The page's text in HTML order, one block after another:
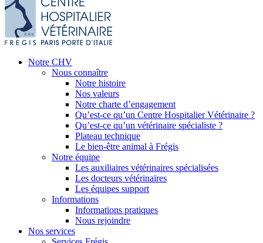
Notre CHV
Nous connaître
Notre histoire
Nos valeurs
Notre charte d’engagement
Qu’est-ce qu’un Centre Hospitalier Vétérinaire ?
Qu’est-ce qu’un vétérinaire spécialiste ?
Plateau technique
Le bien-être animal à Frégis
Notre équipe
Les auxiliaires vétérinaires spécialisées
Les docteurs vétérinaires
Les équipes support
Informations
Informations pratiques
Nous rejoindre
Nos services